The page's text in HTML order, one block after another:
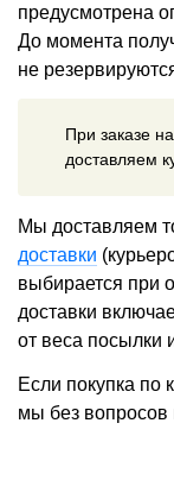
предусмотрена
До момента
не
При заказе
доставляем
Мы доставляем
доставки
выбирается при
доставки
от веса посылки
Если покупка по
мы без